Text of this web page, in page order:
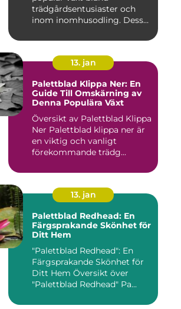
trädgårdsentusiaster och
inom inomhusodling. Dess
13. jan
Palettblad Klippa Ner: En
Guide Till Omskärning av
Denna Populära Växt
Översikt av Palettblad Klippa
Ner Palettblad klippa ner är
en viktig och vanligt
förekommande trädg...
13. jan
Palettblad Redhead: En
Färgsprakande Skönhet för
Ditt Hem
"Palettblad Redhead": En
Färgsprakande Skönhet för
Ditt Hem Översikt över
"Palettblad Redhead" Pa...